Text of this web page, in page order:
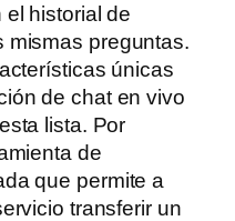
historial de
mismas preguntas.
únicas
de chat en vivo
lista. Por
de
que permite a
transferir un